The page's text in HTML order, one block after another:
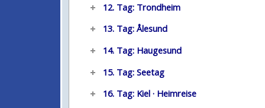
12. Tag: Trondheim
13. Tag: Ålesund
14. Tag: Haugesund
15. Tag: Seetag
16. Tag: Kiel · Heimreise